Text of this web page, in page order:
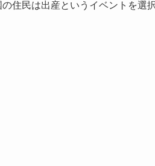
住民は出産というイベントを選